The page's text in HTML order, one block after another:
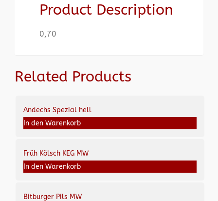
Product Description
0,70
Related Products
Andechs Spezial hell
In den Warenkorb
Früh Kölsch KEG MW
In den Warenkorb
Bitburger Pils MW